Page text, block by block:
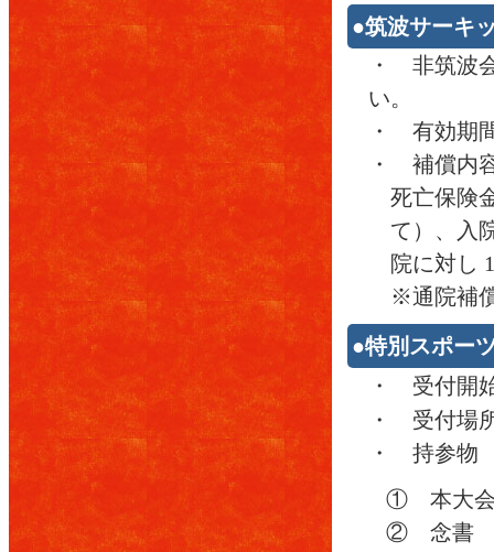
●筑波サーキ
・ 非筑波
い。
・ 有効期
・ 補償内
死亡保険
て）、入
院に対し
※通院補
●特別スポー
・ 受付開
・ 受付
・ 持参物
① 本大会
② 念書